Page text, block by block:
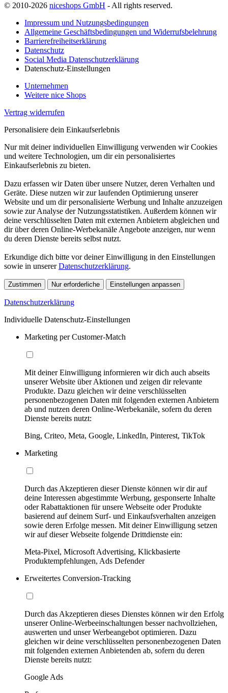
© 2010-2026 niceshops GmbH - All rights reserved.
Impressum und Nutzungsbedingungen
Allgemeine Geschäftsbedingungen und Widerrufsbelehrung
Barrierefreiheitserklärung
Datenschutz
Social Media Datenschutzerklärung
Datenschutz-Einstellungen
Unternehmen
Weitere nice Shops
Vertrag widerrufen
Personalisiere dein Einkaufserlebnis
Nur mit deiner individuellen Einwilligung verwenden wir Cookies
und weitere Technologien, um dir ein personalisiertes
Einkaufserlebnis zu bieten.
Dazu erfassen wir Daten über unsere Nutzer, deren Verhalten und
Geräte. Diese nutzen wir zur laufenden Optimierung unserer
Website und um dir personalisierte Werbung und Inhalte anzuzeigen
sowie zur Analyse der Nutzungsstatistiken. Außerdem können wir
deine verschlüsselten Daten mit externen Anbietern abgleichen und
dir über deren Online-Werbekanäle Angebote anzeigen, nur wenn
du deren Dienste bereits selbst nutzt.
Erkundige dich bitte vor deiner Einwilligung in den Einstellungen
sowie in unsererDatenschutzerklärung.
Zustimmen Nur erforderliche Einstellungen anpassen
Datenschutzerklärung
Individuelle Datenschutz-Einstellungen
Marketing per Customer-Match
Mit deiner Einwilligung informieren wir dich auch abseits
unserer Website über Aktionen und zeigen dir relevante
Produkte. Dazu gleichen wir deine verschlüsselten
personenbezogenen Daten mit folgenden externen Anbietern
ab und nutzen deren Online-Werbekanäle, sofern du deren
Dienste bereits nutzt:
Bing, Criteo, Meta, Google, LinkedIn, Pinterest, TikTok
Marketing
Durch das Akzeptieren dieser Dienste können wir dir auf
deine Interessen abgestimmte Werbung, gesponserte Inhalte
oder Rabattaktionen für unsere Webseite oder Produkte
basierend auf deinem Surf- und Einkaufsverhalten anzeigen
sowie deren Erfolge messen. Mit deiner Einwilligung setzen
wir auf dieser Webseite folgende Drittdienste ein:
Meta-Pixel, Microsoft Advertising, Klickbasierte
Produktempfehlungen, Ads Defender
Erweitertes Conversion-Tracking
Durch das Akzeptieren dieses Dienstes können wir den Erfolg
unserer Online-Werbeeinschaltungen besser nachvollziehen,
auswerten und unser Werbeangebot optimieren. Dazu
gleichen wir deine verschlüsselten personenbezogenen Daten
mit folgenden externen Anbietenden ab, sofern du deren
Dienste bereits nutzt:
Google Ads